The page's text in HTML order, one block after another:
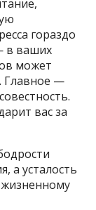
гораздо
в ваших
может
Главное —
вас за
а усталость
жизненному